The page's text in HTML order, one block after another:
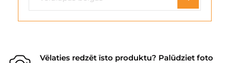
Vēlaties redzēt īsto produktu? Palūdziet foto